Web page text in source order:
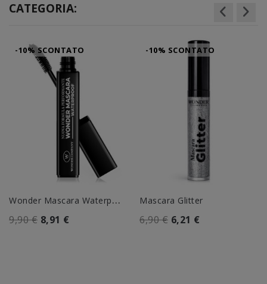
CATEGORIA:
-10% SCONTATO
W
Onder Mascara Waterproof
9,90 € 8,91 €
-10% SCONTATO
Mascara Glitter
6,90 € 6,21 €